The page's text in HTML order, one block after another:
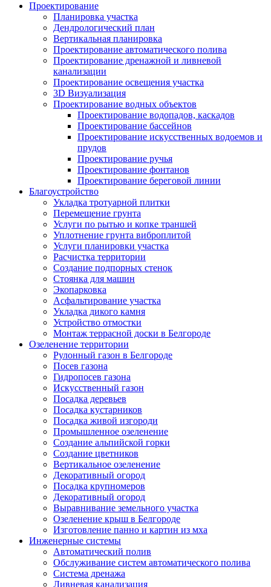
Проектирование
Планировка участка
Дендрологический план
Вертикальная планировка
Проектирование автоматического полива
Проектирование дренажной и ливневой
канализации
Проектирование освещения участка
3D Визуализация
Проектирование водных объектов
Проектирование водопадов, каскадов
Проектирование бассейнов
Проектирование искусственных водоемов и
прудов
Проектирование ручья
Проектирование фонтанов
Проектирование береговой линии
Благоустройство
Укладка тротуарной плитки
Перемещение грунта
Услуги по рытью и копке траншей
Уплотнение грунта виброплитой
Услуги планировки участка
Расчистка территории
Создание подпорных стенок
Стоянка для машин
Экопарковка
Асфальтирование участка
Укладка дикого камня
Устройство отмостки
Монтаж террасной доски в Белгороде
Озеленение территории
Рулонный газон в Белгороде
Посев газона
Гидропосев газона
Искусственный газон
Посадка деревьев
Посадка кустарников
Посадка живой изгороди
Промышленное озеленение
Создание альпийской горки
Создание цветников
Вертикальное озеленение
Декоративный огород
Посадка крупномеров
Декоративный огород
Выравнивание земельного участка
Озеленение крыш в Белгороде
Изготовление панно и картин из мха
Инженерные системы
Автоматический полив
Обслуживание систем автоматического полива
Система дренажа
Ливневая канализация